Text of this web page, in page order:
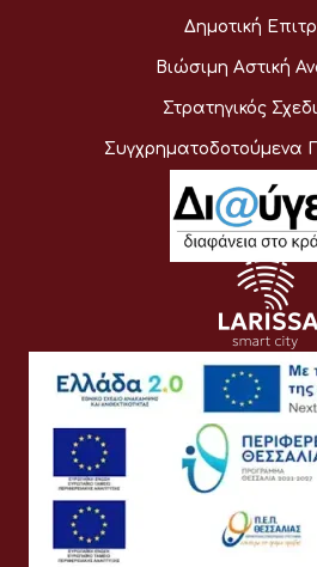
Δημοτική
Βιώσιμη Αστική
Στρατηγικός
Συγχρηματοδοτούμενα